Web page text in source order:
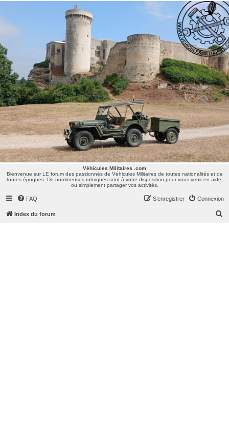
Véhicules Militaires .com
Bienvenue sur LE forum des passionnés de Véhicules Militaires de toutes nationalités et de
toutes époques. De nombreuses rubriques sont à votre disposition pour vous venir en aide,
ou simplement partager vos activités.
Véhicules Militaires .com
Bienvenue sur LE forum des passionnés de Véhicules Militaires de toutes nationalités et de
toutes époques. De nombreuses rubriques sont à votre disposition pour vous venir en aide,
ou simplement partager vos activités.
FAQ Connexion
S’enregistrer
Index du forum